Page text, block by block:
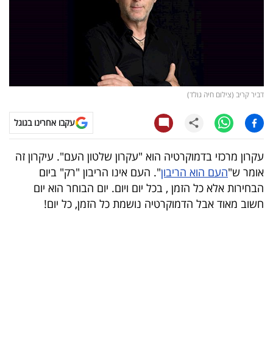
ויראלי
טלוויזיה
עסקי
ספורט
קריירה
דביר קריב (צילום חיה גולד)
עקבו אחרינו בגוגל
עקרון מרכזי בדמוקרטיה הוא "עקרון שלטון העם". עיקרון זה
אומר ש"העם הוא הריבון". העם אינו הריבון "רק" ביום
הבחירות אלא כל הזמן , בכל יום ויום. יום הבוחר הוא יום
חשוב מאוד אבל הדמוקרטיה נושמת כל הזמן, כל יום!